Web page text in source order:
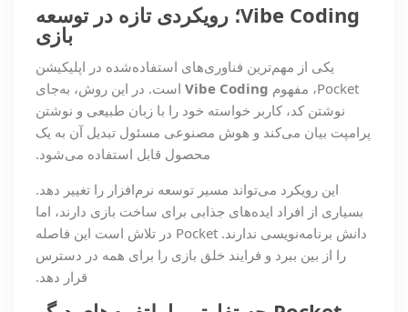
Vibe Coding؛ رویکردی تازه در توسعه
بازی
یکی از مهم‌ترین فناوری‌های استفاده‌شده در اپلیکیشن
Pocket، مفهوم
Vibe Coding است. در این روش، به‌جای
نوشتن کد، کاربر خواسته خود را با زبان طبیعی و نوشتن
پرامپت بیان می‌کند و هوش مصنوعی مسئول تبدیل آن به یک
محصول قابل استفاده می‌شود.
این رویکرد می‌تواند مسیر توسعه نرم‌افزار را تغییر دهد.
بسیاری از افراد ایده‌های جذابی برای ساخت بازی دارند، اما
دانش برنامه‌نویسی ندارند. Pocket در تلاش است این فاصله
را از بین ببرد و فرایند خلق بازی را برای همه در دسترس
قرار دهد.